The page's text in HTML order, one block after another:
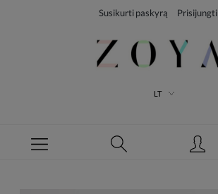
Susikurti paskyrą Prisijungti
LT